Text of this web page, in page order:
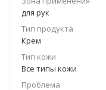
для рук
Тип продукта
Крем
Тип кожи
Все типы кожи
Проблема